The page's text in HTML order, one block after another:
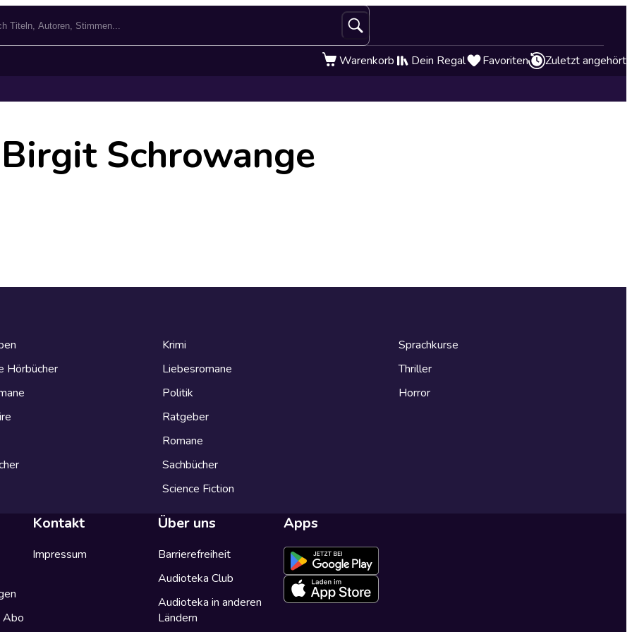
Warenkorb Dein Regal Favoriten Zuletzt angehört
Birgit Schrowange
Hörbücher
Krimi
Liebesromane
Politik
Ratgeber
Romane
Sachbücher
Science Fiction
Sprachkurse
Thriller
Horror
Abo
Kontakt
Impressum
Über uns
Barrierefreiheit
Audioteka Club
Audioteka in anderen
Ländern
Apps